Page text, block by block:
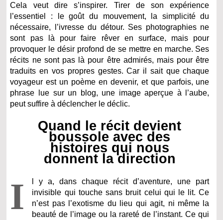
Cela veut dire s’inspirer. Tirer de son expérience
l’essentiel : le goût du mouvement, la simplicité du
nécessaire, l’ivresse du détour. Ses photographies ne
sont pas là pour faire rêver en surface, mais pour
provoquer le désir profond de se mettre en marche. Ses
récits ne sont pas là pour être admirés, mais pour être
traduits en vos propres gestes. Car il sait que chaque
voyageur est un poème en devenir, et que parfois, une
phrase lue sur un blog, une image aperçue à l’aube,
peut suffire à déclencher le déclic.
Quand le récit devient
boussole avec des
histoires qui nous
donnent la direction
I
l y a, dans chaque récit d’aventure, une part
invisible qui touche sans bruit celui qui le lit. Ce
n’est pas l’exotisme du lieu qui agit, ni même la
beauté de l’image ou la rareté de l’instant. Ce qui